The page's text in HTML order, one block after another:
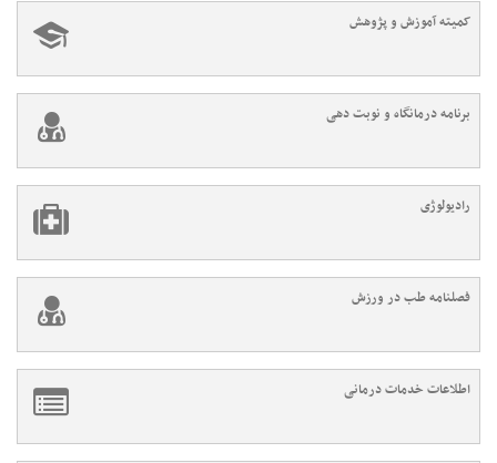
کمیته آموزش و پژوهش
برنامه درمانگاه و نوبت دهی
رادیولوژی
فصلنامه طب در ورزش
اطلاعات خدمات درمانی